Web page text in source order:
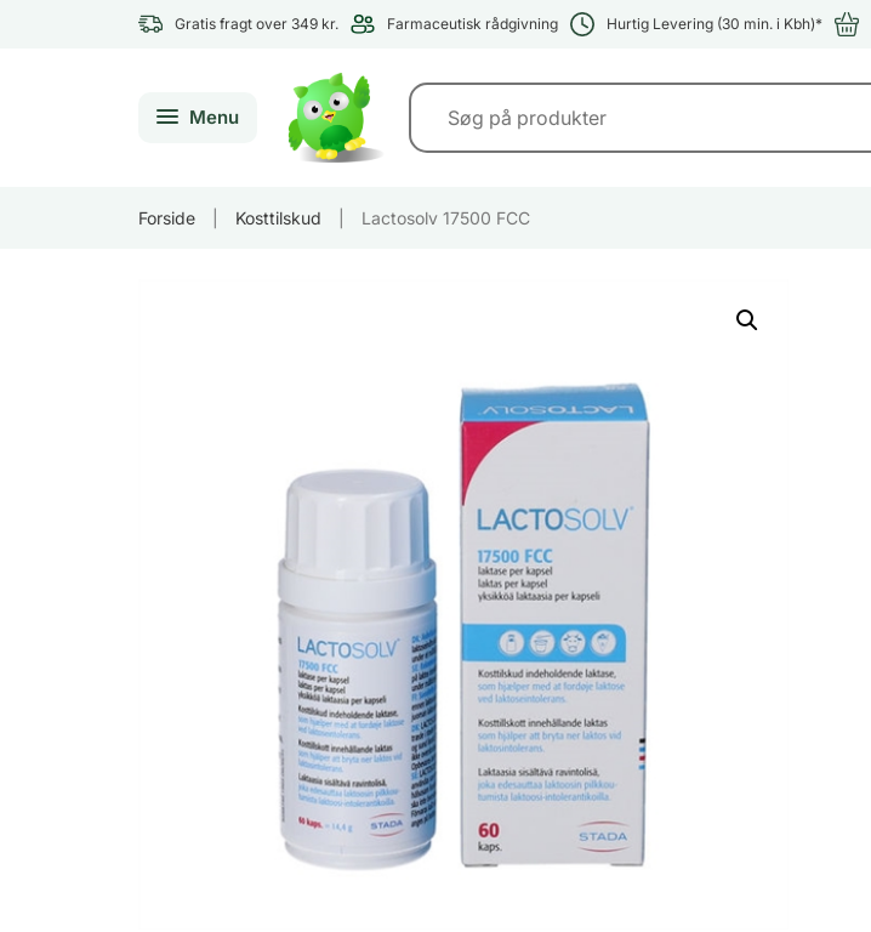
Gratis fragt over 349 kr. Farmaceutisk rådgivning Hurtig Levering (30 min. i Kbh)*
Menu
Forside Kosttilskud Lactosolv 17500 FCC